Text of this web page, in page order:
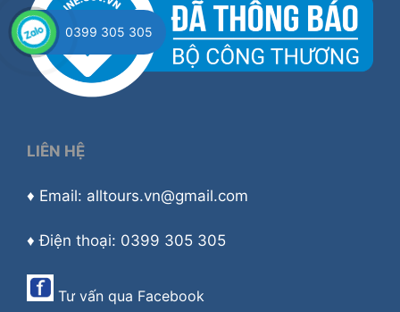
LIÊN HỆ
♦ Email: alltours.vn@gmail.com
♦ Điện thoại: 0399 305 305
Tư vấn qua Facebook
0399 305 305